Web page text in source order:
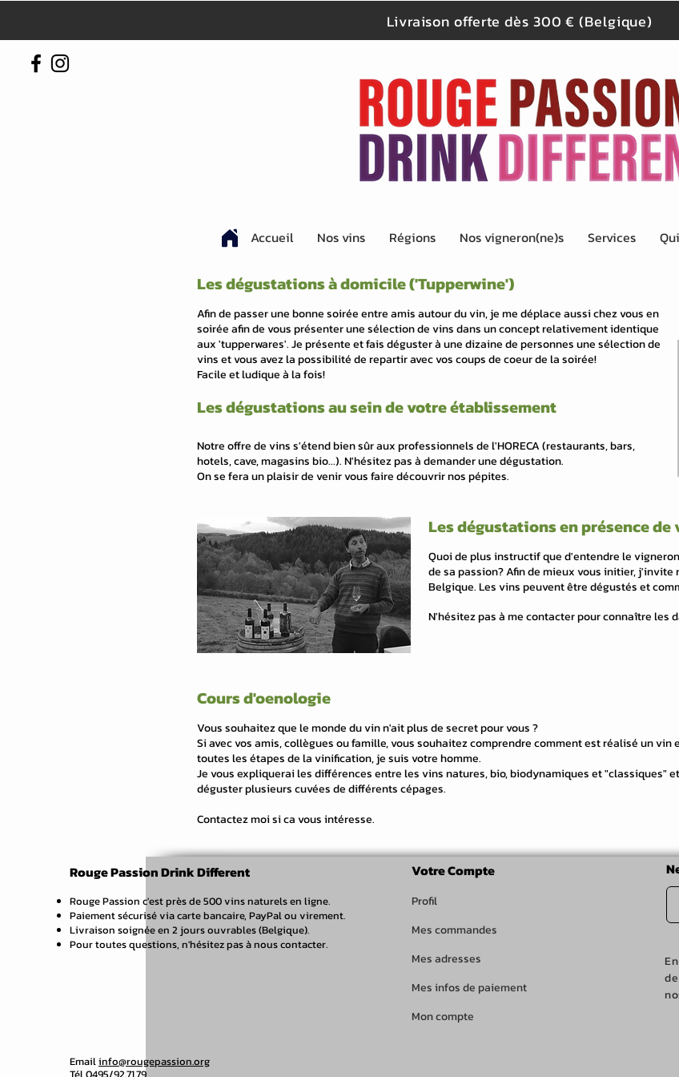
Livraison offerte dès 300 € (Belgique)
Accueil Nos vins Régions Nos vigneron(ne)s Services
Les dégustations à domicile ('Tupperwine')
Afin de passer une bonne soirée entre amis autour du vin, je me déplace aussi chez vous en
soirée afin de vous présenter une sélection de vins dans un concept relativement identique
aux 'tupperwares'. Je présente et fais déguster à une dizaine de personnes une sélection de
vins et vous avez la possibilité de repartir avec vos coups de coeur de la soirée!
Facile et ludique à la fois!
Les dégustations au sein de votre établissement
Notre offre de vins s'étend bien sûr aux professionnels de l'HORECA (restaurants, bars,
hotels, cave, magasins bio...). N'hésitez pas à demander une dégustation.
On se fera un plaisir de venir vous faire découvrir nos pépites.
Les dégustations en présence de
Quoi de plus instructif que d'entendre le
de sa passion? Afin de mieux vous initier,
Belgique. Les vins peuvent être dégustés et
N'hésitez pas à me contacter pour connaître les
Cours d'oenologie
Vous souhaitez que le monde du vin n'ait plus de secret pour vous ?
Si avec vos amis, collègues ou famille, vous souhaitez comprendre comment est réalisé un vin
toutes les étapes de la vinification, je suis votre homme.
Je vous expliquerai les différences entre les vins natures, bio, biodynamiques et "classiques"
déguster plusieurs cuvées de différents cépages.
Contactez moi si ca vous intéresse.
Rouge Passion Drink Different
Rouge Passion c'est près de 500 vins naturels en ligne.
Paiement sécurisé via carte bancaire, PayPal ou virement.
Livraison soignée en 2 jours ouvrables (Belgique).
Pour toutes questions, n'hésitez pas à nous contacter.
Emailinfo@rougepassion.org
Profil
Mes commandes
Mes adresses
Mes infos de paiement
Mon compte
Votre Compte